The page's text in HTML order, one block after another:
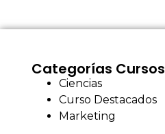
Categorías Cursos
Ciencias
Curso Destacados
Marketing